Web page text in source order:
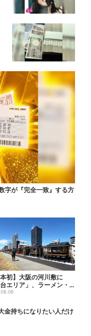
字が『完全一致』する方
本初】大阪の河川敷に
台エリア」、ラーメン・
しゃぶしゃぶ・カフェ
金持ちになりたい人だけ